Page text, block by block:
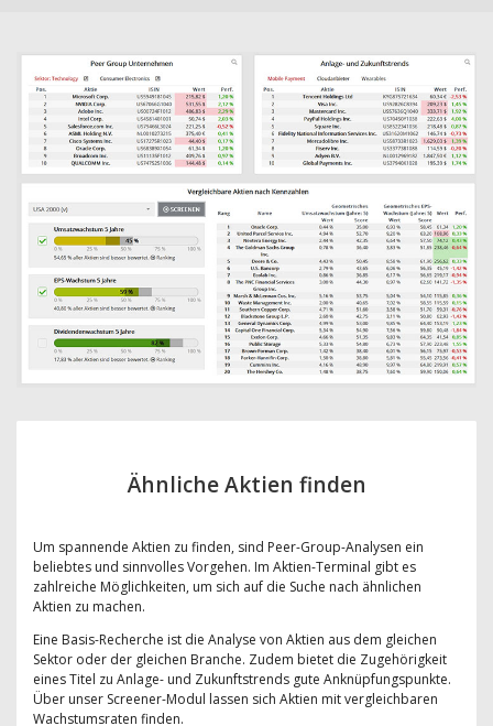
Ähnliche Aktien finden
Um spannende Aktien zu finden, sind Peer-Group-Analysen ein
beliebtes und sinnvolles Vorgehen. Im Aktien-Terminal gibt es
zahlreiche Möglichkeiten, um sich auf die Suche nach ähnlichen
Aktien zu machen.
Eine Basis-Recherche ist die Analyse von Aktien aus dem gleichen
Sektor oder der gleichen Branche. Zudem bietet die Zugehörigkeit
eines Titel zu Anlage- und Zukunftstrends gute Anknüpfungspunkte.
Über unser Screener-Modul lassen sich Aktien mit vergleichbaren
Wachstumsraten finden.